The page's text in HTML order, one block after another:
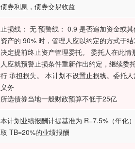
债券利息，债券交易收益
止损线： 无 预警线： 0.9 是否追加资金或
资产的 90% 时，管理人应以约定的方式于
决定提前终止资产管理委托。 委托人在此
人应就预警止损条件重新作出约定，继续委
行 承担损失。 本计划不设置止损线。委托
义务
所选债券当地一般财政预算不低于25亿
本计划业绩报酬计提基准为 R=7.5%（年化
取 TB=20%的业绩报酬